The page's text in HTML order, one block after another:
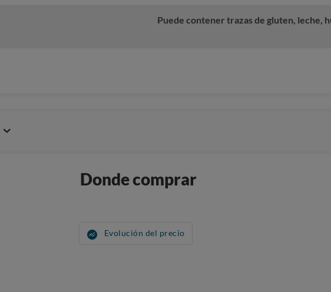
Puede contener trazas de gluten, leche,
Donde comprar
Evolución del precio